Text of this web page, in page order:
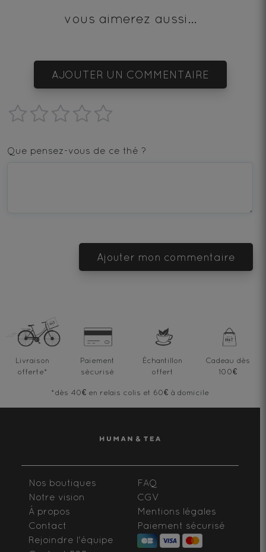
vous aimerez aussi...
AJOUTER UN COMMENTAIRE
star
—
—
stars
Que pensez-vous de ce thé ?
Ajouter mon commentaire
Livraison
offerte*
Paiement
sécurisé
Échantillon
offert
Cadeau dès
100€
*dès 40€ en relais colis et 60€ à domicile
Nos boutiques
Notre vision
À propos
Contact
Rejoindre l'équipe
FAQ
CGV
Mentions légales
Paiement sécurisé